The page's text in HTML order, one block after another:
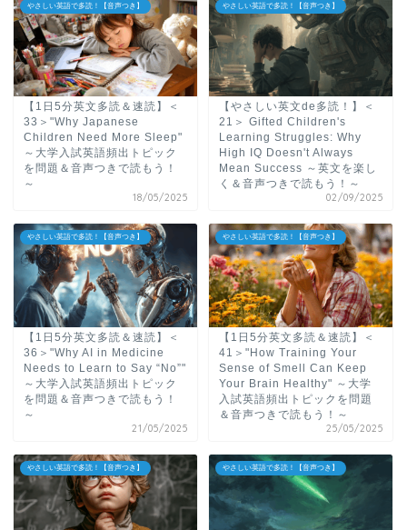
やさしい英語で多読！【音声つき】
【1日5分英文多読＆速読】＜
33＞"Why Japanese
Children Need More Sleep"
～大学入試英語頻出トピック
を問題＆音声つきで読もう！
～
18/05/2025
やさしい英語で多読！【音声つき】
【やさしい英文de多読！】＜
21＞ Gifted Children's
Learning Struggles: Why
High IQ Doesn't Always
Mean Success ～英文を楽し
く＆音声つきで読もう！～
02/09/2025
やさしい英語で多読！【音声つき】
【1日5分英文多読＆速読】＜
36＞"Why AI in Medicine
Needs to Learn to Say “No”"
～大学入試英語頻出トピック
を問題＆音声つきで読もう！
～
21/05/2025
やさしい英語で多読！【音声つき】
【1日5分英文多読＆速読】＜
41＞"How Training Your
Sense of Smell Can Keep
Your Brain Healthy" ～大学
入試英語頻出トピックを問題
＆音声つきで読もう！～
25/05/2025
やさしい英語で多読！【音声つき】 やさしい英語で多読！【音声つき】